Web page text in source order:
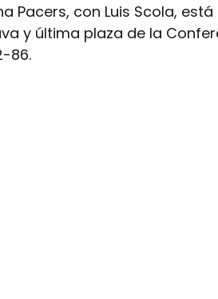
Pacers, con Luis Scola,
y última plaza de la
86.